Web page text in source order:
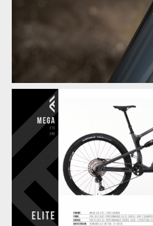
Novinka: Nukeproof Mega - počtvrté
Novinka: Nukeproof Mega - počtvrté
Novinka: Nukeproof Mega - počtvrté
Novinka: Nukeproof Mega - počtvrté
Novinka: Nukeproof Mega - počtvrté
Novinka: Nukeproof Mega - počtvrté
Novinka: Nukeproof Mega - počtvrté
Novinka: Nukeproof Mega - počtvrté
Novinka: Nukeproof Mega - počtvrté
Novinka: Nukeproof Mega - počtvrté